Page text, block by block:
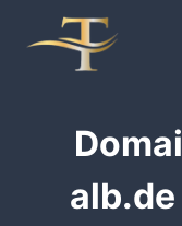
Inhalt